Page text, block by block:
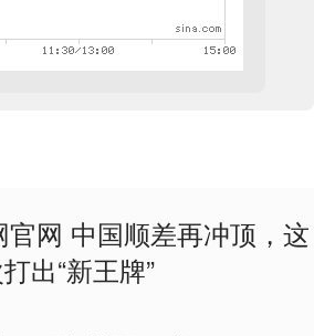
官网 中国顺差再冲顶，这
出“新王牌”